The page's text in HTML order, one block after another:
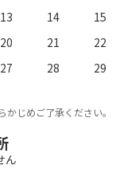
13 14
15
20 21
22
27 28
29
じめご了承ください。
ん